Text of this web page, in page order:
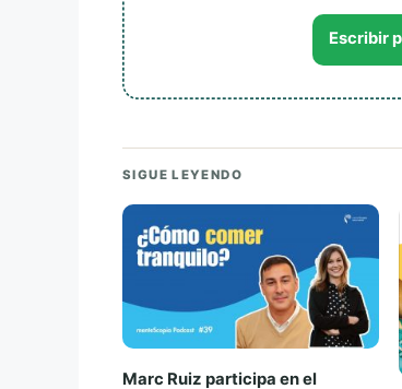
Escribir
SIGUE LEYENDO
Marc Ruiz participa en el